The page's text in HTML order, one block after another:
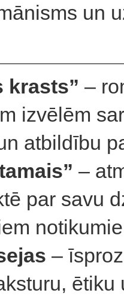
un
krasts” –
izvēlēm
atbildību
–
par savu
–